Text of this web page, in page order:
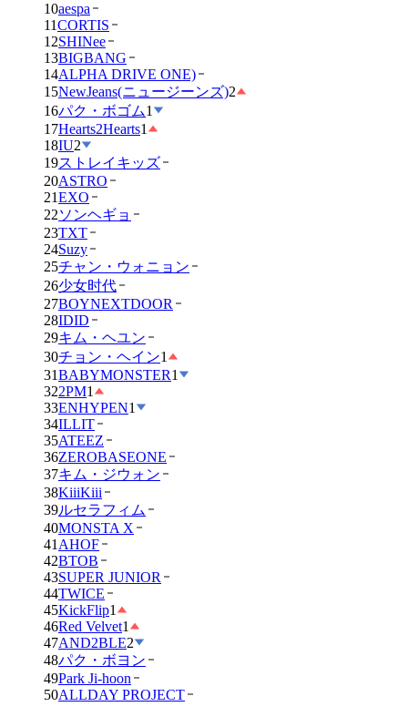
10aespa
11CORTIS
12SHINee
13BIGBANG
14ALPHA DRIVE ONE)
15NewJeans(ニュージーンズ)2
16パク・ボゴム1
17Hearts2Hearts1
18IU2
19ストレイキッズ
20ASTRO
21EXO
22ソンヘギョ
23TXT
24Suzy
25チャン・ウォニョン
26少女时代
27BOYNEXTDOOR
28IDID
29キム・ヘユン
30チョン・ヘイン1
31BABYMONSTER1
322PM1
33ENHYPEN1
34ILLIT
35ATEEZ
36ZEROBASEONE
37キム・ジウォン
38KiiiKiii
39ルセラフィム
40MONSTA X
41 AHOF
42BTOB
43SUPER JUNIOR
44TWICE
45KickFlip1
46Red Velvet1
47AND2BLE2
48パク・ボヨン
49Park Ji-hoon
50ALLDAY PROJECT